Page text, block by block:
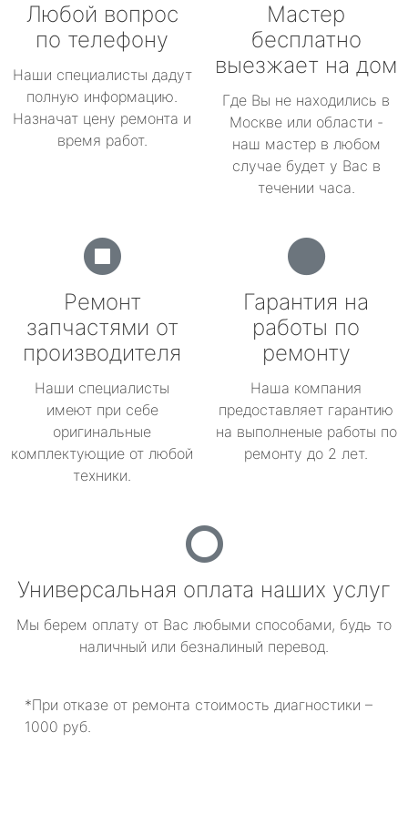
Любой вопрос
по телефону
Наши специалисты дадут
полную информацию.
Назначат цену ремонта и
время работ.
Мастер
бесплатно
выезжает на дом
Где Вы не находились в
Москве или области -
наш мастер в любом
случае будет у Вас в
течении часа.
Ремонт
запчастями от
производителя
Наши специалисты
имеют при себе
оригинальные
комплектующие от любой
техники.
Гарантия на
работы по
ремонту
Наша компания
предоставляет гарантию
на выполненые работы по
ремонту до 2 лет.
Универсальная оплата наших услуг
Мы берем оплату от Вас любыми способами, будь то
наличный или безналиный перевод.
*При отказе от ремонта стоимость диагностики –
1000 руб.